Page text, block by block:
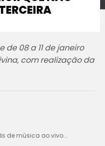
08 a 11 de janeiro
com realização da
de música ao vivo...